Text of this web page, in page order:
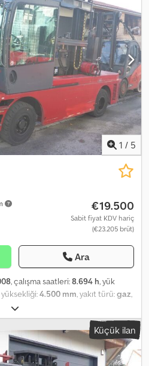
1 / 5
€19.500
Sabit fiyat KDV hariç
(€23.205 brüt)
Ara
, çalışma saatleri:8.694 h, yük
yüksekliği:4.500 mm, yakıt türü:gaz,
Fork positioner, Dcsdpfxeury R
Küçük ilan